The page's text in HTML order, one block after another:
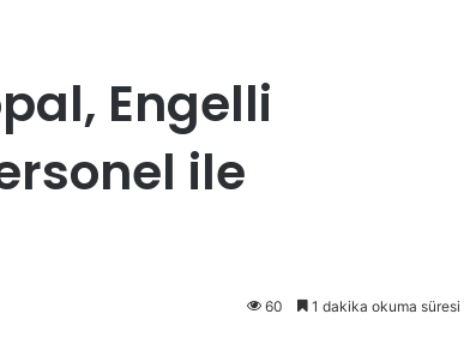
Engelli
ile
60 1 dakika okuma süresi